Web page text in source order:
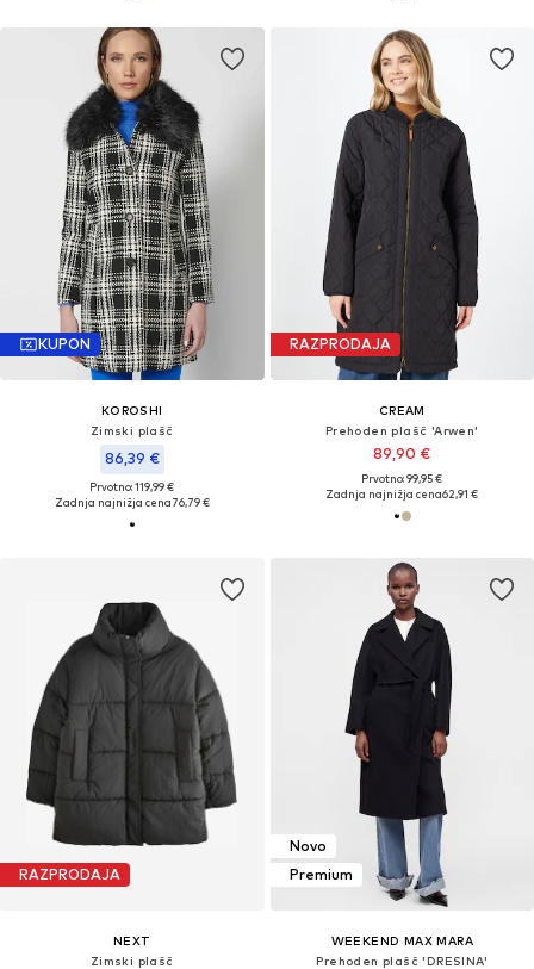
KUPON
KOROSHI
Zimski plašč
86,39 €
Prvotno: 119,99 €
Zadnja najnižja cena76,79 €
RAZPRODAJA
CREAM
Prehoden plašč 'Arwen'
89,90 €
Prvotno: 99,95 €
Zadnja najnižja cena62,91 €
RAZPRODAJA
NEXT
Zimski plašč
Novo
Premium
WEEKEND MAX MARA
Prehoden plašč 'DRESINA'